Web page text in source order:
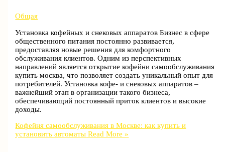
Общая
Установка кофейных и снековых аппаратов Бизнес в сфере
общественного питания постоянно развивается,
предоставляя новые решения для комфортного
обслуживания клиентов. Одним из перспективных
направлений является открытие кофейни самообслуживания
купить москва, что позволяет создать уникальный опыт для
потребителей. Установка кофе- и снековых аппаратов –
важнейший этап в организации такого бизнеса,
обеспечивающий постоянный приток клиентов и высокие
доходы.
Кофейня самообслуживания в Москве: как купить и
установить автоматы Read More »